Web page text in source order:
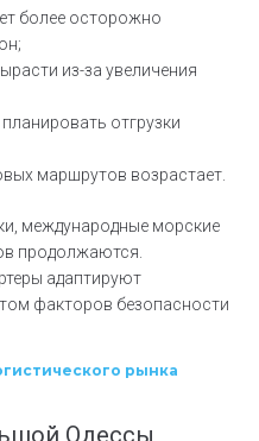
более осторожно
из-за увеличения
отгрузки
маршрутов возрастает.
международные морские
продолжаются.
адаптируют
факторов безопасности
рынка